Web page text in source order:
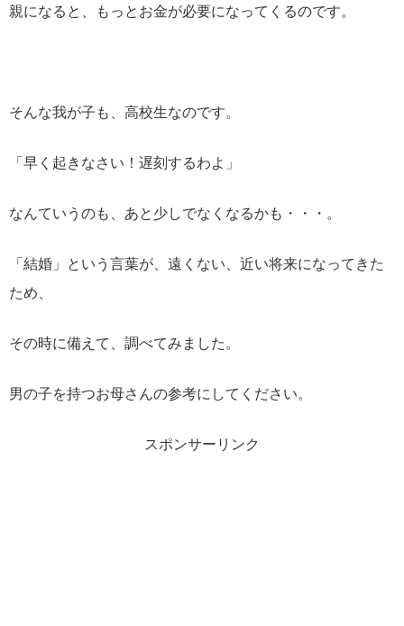
親になると、もっとお金が必要になってくるのです。
そんな我が子も、高校生なのです。
「早く起きなさい！遅刻するわよ」
なんていうのも、あと少しでなくなるかも・・・。
「結婚」という言葉が、遠くない、近い将来になってきた
ため、
その時に備えて、調べてみました。
男の子を持つお母さんの参考にしてください。
スポンサーリンク